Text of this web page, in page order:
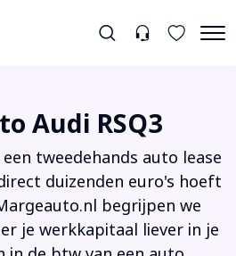
Audi RSQ3
tweedehands auto lease
duizenden euro's hoeft
begrijpen we
je werkkapitaal liever in je